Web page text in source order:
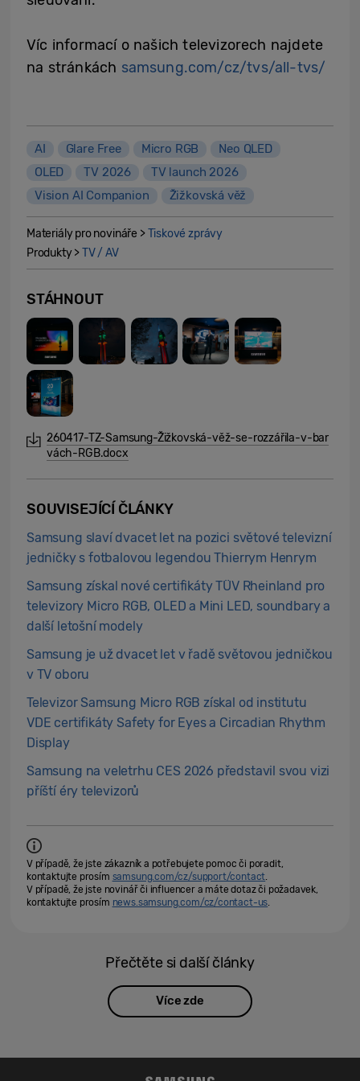
Víc informací o našich televizorech najdete
na stránkách samsung.com/cz/tvs/all-tvs/
AI Glare Free Micro RGB
Neo QLED
OLED
TV 2026
TV launch 2026
Vision AI Companion
Žižkovská věž
Materiály pro novináře >Tiskové zprávy
Produkty >TV / AV
STÁHNOUT
260417-TZ-Samsung-Žižkovská-věž-se-rozzářila-v-bar
vách-RGB.docx
SOUVISEJÍCÍ ČLÁNKY
Samsung slaví dvacet let na pozici světové televizní
jedničky s fotbalovou legendou Thierrym Henrym
Samsung získal nové certifikáty TÜV Rheinland pro
televizory Micro RGB, OLED a Mini LED, soundbary a
další letošní modely
Samsung je už dvacet let v řadě světovou jedničkou
v TV oboru
Televizor Samsung Micro RGB získal od institutu
VDE certifikáty Safety for Eyes a Circadian Rhythm
Display
Samsung na veletrhu CES 2026 představil svou vizi
příští éry televizorů
V případě, že jste zákazník a potřebujete pomoc či poradit,
kontaktujte prosím samsung.com/cz/support/contact.
V případě, že jste novinář či influencer a máte dotaz či požadavek,
kontaktujte prosím news.samsung.com/cz/contact-us.
Přečtěte si další články
Více zde